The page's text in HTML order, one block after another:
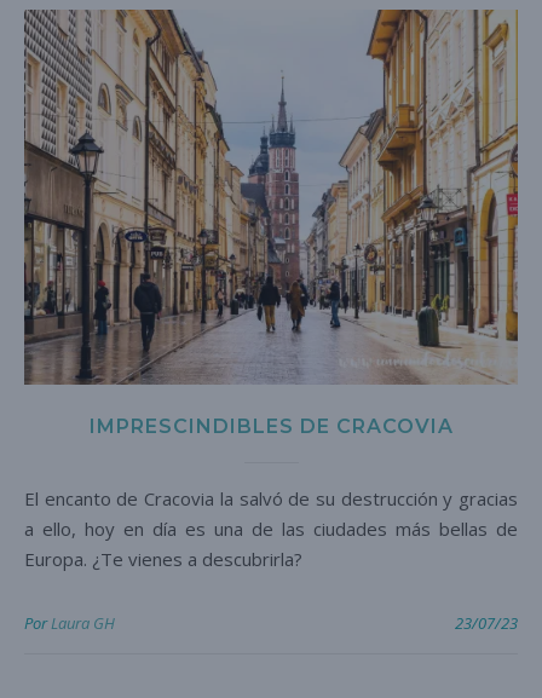
IMPRESCINDIBLES DE CRACOVIA
El encanto de Cracovia la salvó de su destrucción y gracias
a ello, hoy en día es una de las ciudades más bellas de
Europa. ¿Te vienes a descubrirla?
PorLaura GH 23/07/23